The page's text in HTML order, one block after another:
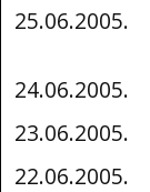
25.06.2005.
24.06.2005.
23.06.2005.
22.06.2005.